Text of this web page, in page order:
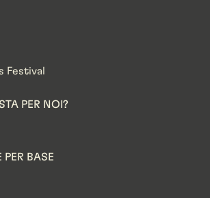
Festival
PER NOI?
PER BASE